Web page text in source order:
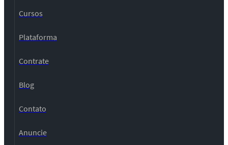
Cursos
Plataforma
Contrate
Blog
Contato
Anuncie